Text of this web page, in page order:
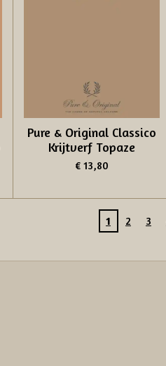
Pure & Original Classico
Krijtverf Topaze
€ 13,80
1 2 3